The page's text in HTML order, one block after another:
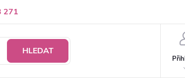
271
HLEDAT